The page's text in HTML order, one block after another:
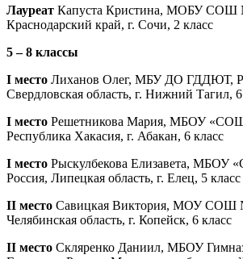
Лауреат Капуста Кристина, МОБУ СОШ
Краснодарский край, г. Сочи, 2 класс
5 – 8 классы
I место Лиханов Олег, МБУ ДО ГДДЮТ,
Свердловская область, г. Нижний Тагил, 6
I место Решетникова Мария, МБОУ
Республика Хакасия, г. Абакан, 6 класс
I место Рыскулбекова Елизавета,
Россия, Липецкая область, г. Елец, 5 класс
II место Савицкая Виктория, МОУ СОШ
Челябинская область, г. Копейск, 6 класс
II место Скляренко Даниил, МБОУ